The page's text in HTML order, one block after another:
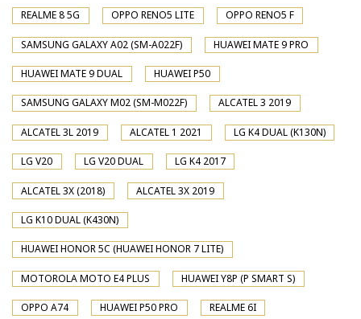
REALME 8 5G OPPO RENO5 LITE OPPO RENO5 F
SAMSUNG GALAXY A02 (SM-A022F) HUAWEI MATE 9 PRO
HUAWEI MATE 9 DUAL HUAWEI P50
SAMSUNG GALAXY M02 (SM-M022F) ALCATEL 3 2019
ALCATEL 3L 2019 ALCATEL 1 2021 LG K4 DUAL (K130N)
LG V20 LG V20 DUAL LG K4 2017
ALCATEL 3X (2018) ALCATEL 3X 2019
LG K10 DUAL (K430N)
HUAWEI HONOR 5C (HUAWEI HONOR 7 LITE)
MOTOROLA MOTO E4 PLUS HUAWEI Y8P (P SMART S)
OPPO A74 HUAWEI P50 PRO REALME 6I